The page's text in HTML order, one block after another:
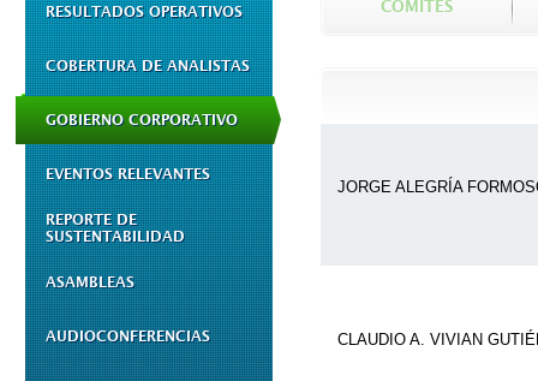
RESULTADOS OPERATIVOS
COBERTURA DE ANALISTAS
GOBIERNO CORPORATIVO
EVENTOS RELEVANTES
REPORTE DE
SUSTENTABILIDAD
ASAMBLEAS
AUDIOCONFERENCIAS
COMITÉS
JORGE ALEGRÍA
CLAUDIO A. VIVIAN